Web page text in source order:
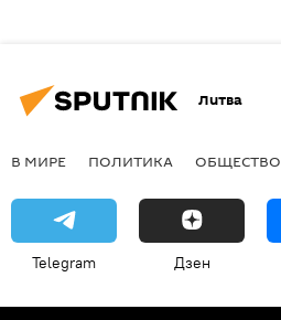
Литва
В МИРЕ ПОЛИТИКА ОБЩЕСТВО
Telegram Дзен